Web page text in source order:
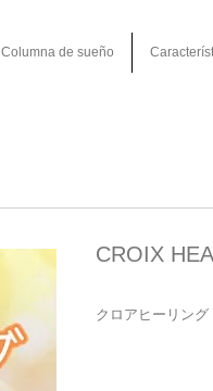
Columna de sueño
CROIX
クロアヒーリング